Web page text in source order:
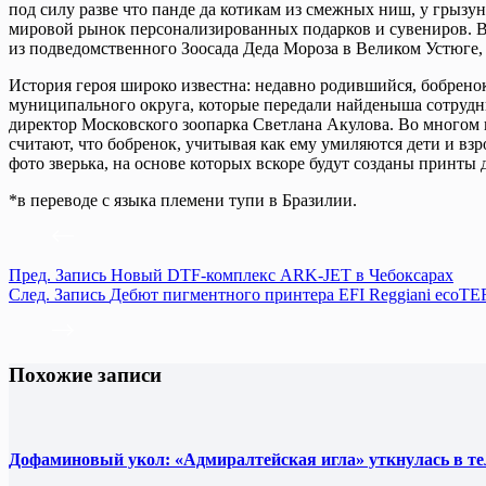
под силу разве что панде да котикам из смежных ниш, у
мировой рынок персонализированных подарков и сувениров.
из подведомственного Зоосада Деда Мороза в Великом
История героя широко известна: недавно родившийся,
муниципального округа, которые передали найденыша
директор Московского зоопарка Светлана Акулова. Во
считают, что бобренок, учитывая как ему умиляются дети и
фото зверька, на основе которых вскоре будут созданы
*в переводе с языка племени тупи в Бразилии.
Пред. Запись Новый DTF-комплекс ARK-JET в Чебоксарах
След. Запись Дебют пигментного принтера EFI Reggiani
Похожие записи
Дофаминовый укол: «Адмиралтейская игла» уткнулась в